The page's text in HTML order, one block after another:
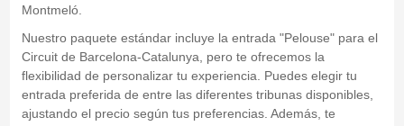
Montmeló.
Nuestro paquete estándar incluye la entrada "Pelouse" para el
Circuit de Barcelona-Catalunya, pero te ofrecemos la
flexibilidad de personalizar tu experiencia. Puedes elegir tu
entrada preferida de entre las diferentes tribunas disponibles,
ajustando el precio según tus preferencias. Además, te